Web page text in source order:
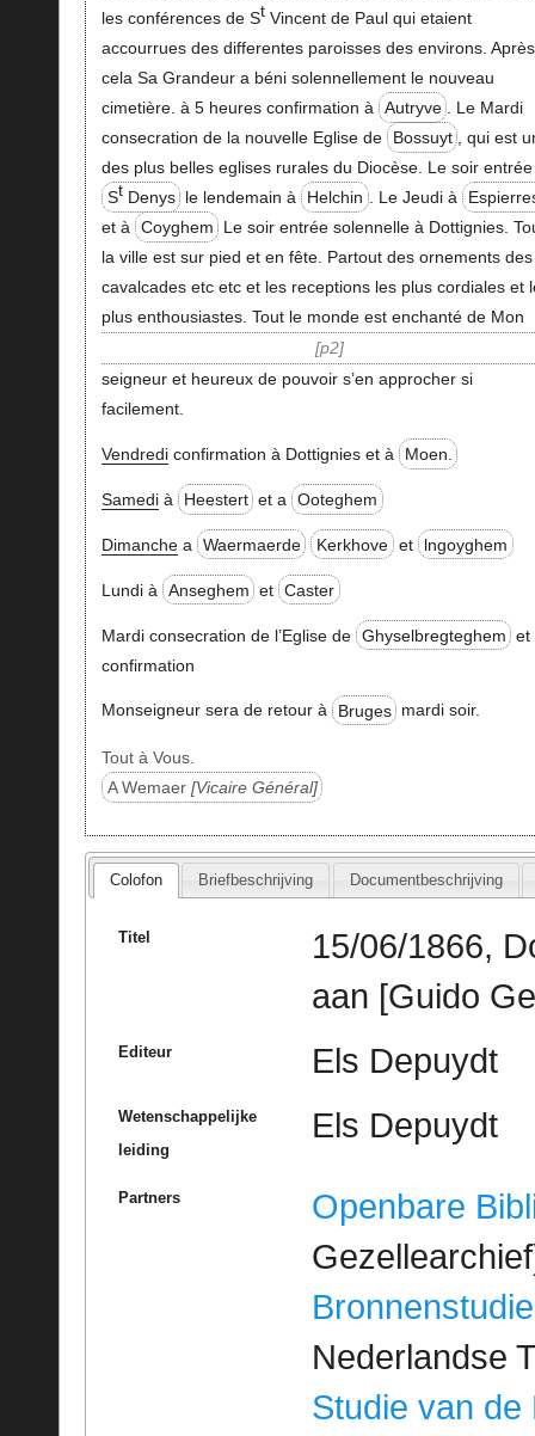
les conférences de StVincent de Paul qui etaient
accourrues des differentes paroisses des environs. Après
cela Sa Grandeur a béni solennellement le nouveau
cimetière. à 5 heures confirmation à
Autryve
. Le Mardi
consecration de la nouvelle Eglise de
Bossuyt
, qui est
des plus belles eglises rurales du Diocèse. Le soir
StDenys le lendemain à Helchin . Le Jeudi à
et à
Coyghem
Le soir entrée solennelle à Dottignies.
la ville est sur pied et en fête. Partout des ornements des
cavalcades etc etc et les receptions les plus cordiales et
plus enthousiastes. Tout le monde est enchanté de Mon
p2
seigneur et heureux de pouvoir s’en approcher si
facilement.
Vendrediconfirmation à Dottignies et à Moen.
Samedià Heestert et a Ooteghem
Dimanchea Waermaerde Kerkhove et lngoyghem
Lundi à Anseghem et Caster
Mardi consecration de l’Eglise de Ghyselbregteghem et
confirmation
Monseigneur sera de retour à Bruges mardi soir.
Tout à Vous.
A Wemaer Vicaire Général
Colofon Briefbeschrijving Documentbeschrijving
Titel
15/06/1866,
aan [Guido
Editeur Els Depuydt
Wetenschappelijke
leiding
Els Depuydt
Partners
Openbare
Bronnenstudie
Nederlandse
Studie van de